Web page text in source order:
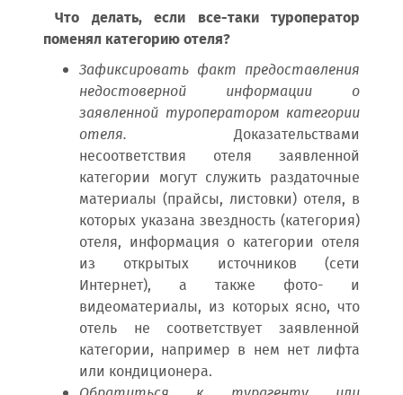
Что делать, если все-таки туроператор
поменял категорию отеля?
Зафиксировать факт предоставления
недостоверной информации о
заявленной туроператором категории
отеля. Доказательствами
несоответствия отеля заявленной
категории могут служить раздаточные
материалы (прайсы, листовки) отеля, в
которых указана звездность (категория)
отеля, информация о категории отеля
из открытых источников (сети
Интернет), а также фото- и
видеоматериалы, из которых ясно, что
отель не соответствует заявленной
категории, например в нем нет лифта
или кондиционера.